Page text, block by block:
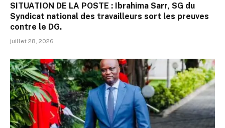
SITUATION DE LA POSTE : Ibrahima Sarr, SG du
Syndicat national des travailleurs sort les preuves
contre le DG.
juillet 28, 2026